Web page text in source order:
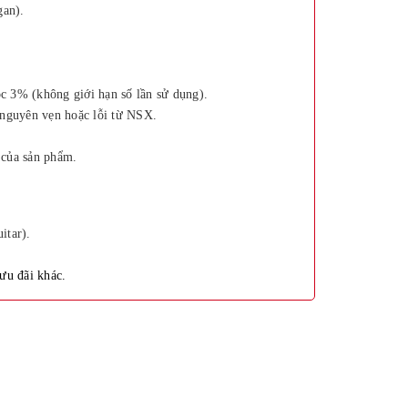
3% (không giới hạn số lần sử dụng).
vẹn hoặc lỗi từ NSX.
sản phẩm.
đãi khác.